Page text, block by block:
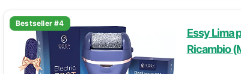
Bestseller #4
Essy Lima
Ricambio